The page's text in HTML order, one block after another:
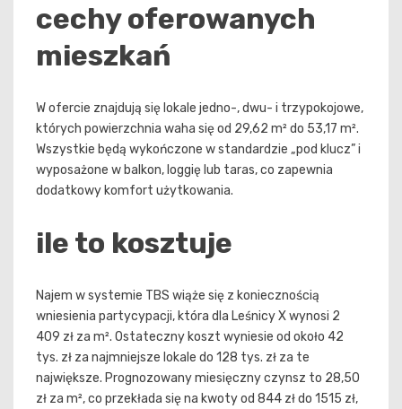
cechy oferowanych
mieszkań
W ofercie znajdują się lokale jedno-, dwu- i trzypokojowe,
których powierzchnia waha się od 29,62 m² do 53,17 m².
Wszystkie będą wykończone w standardzie „pod klucz” i
wyposażone w balkon, loggię lub taras, co zapewnia
dodatkowy komfort użytkowania.
ile to kosztuje
Najem w systemie TBS wiąże się z koniecznością
wniesienia partycypacji, która dla Leśnicy X wynosi 2
409 zł za m². Ostateczny koszt wyniesie od około 42
tys. zł za najmniejsze lokale do 128 tys. zł za te
największe. Prognozowany miesięczny czynsz to 28,50
zł za m², co przekłada się na kwoty od 844 zł do 1515 zł,